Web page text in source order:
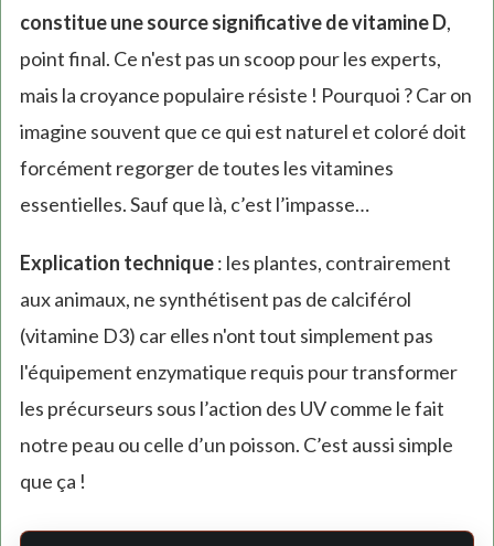
constitue une source significative de vitamine D,
point final. Ce n'est pas un scoop pour les experts,
mais la croyance populaire résiste ! Pourquoi ? Car on
imagine souvent que ce qui est naturel et coloré doit
forcément regorger de toutes les vitamines
essentielles. Sauf que là, c’est l’impasse…
Explication technique: les plantes, contrairement
aux animaux, ne synthétisent pas de calciférol
(vitamine D3) car elles n'ont tout simplement pas
l'équipement enzymatique requis pour transformer
les précurseurs sous l’action des UV comme le fait
notre peau ou celle d’un poisson. C’est aussi simple
que ça !